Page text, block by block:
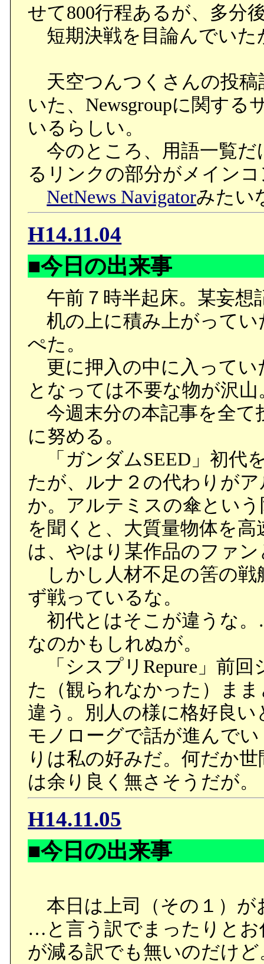
せて800行程あるが、多分
短期決戦を目論んでいた
天空つんつくさんの投稿
いた、Newsgroupに関する
いるらしい。
今のところ、用語一覧だ
るリンクの部分がメイン
NetNews Navigatorみたい
H14.11.04
■今日の出来事
午前７時半起床。某妄想
机の上に積み上がってい
ぺた。
更に押入の中に入ってい
となっては不要な物が沢山
今週末分の本記事を全て
に努める。
「ガンダムSEED」初代
たが、ルナ２の代わりが
か。アルテミスの傘とい
を聞くと、大質量物体を
は、やはり某作品のファ
しかし人材不足の筈の戦
ず戦っているな。
初代とはそこが違うな
なのかもしれぬが。
「シスプリRepure」前回
た（観られなかった）ま
違う。別人の様に格好良
モノローグで話が進んで
りは私の好みだ。何だか
は余り良く無さそうだが。
H14.11.05
■今日の出来事
本日は上司（その１）が
…と言う訳でまったりとお
が減る訳でも無いのだけど